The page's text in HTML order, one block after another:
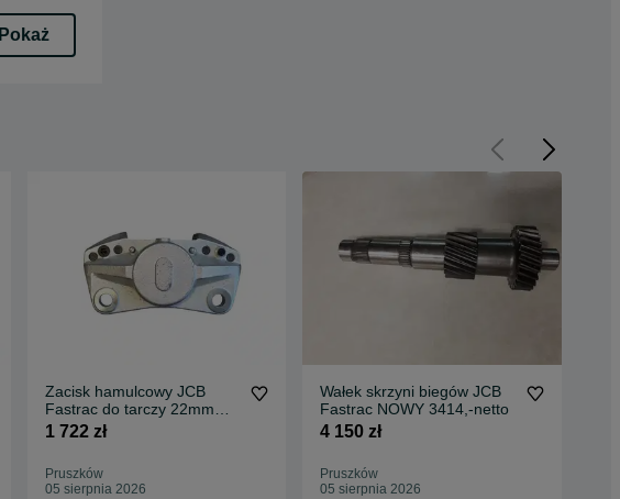
Pokaż
Zacisk hamulcowy JCB
Fastrac do tarczy 22mm
1400,- netto
1 722 zł
Pruszków
05 sierpnia 2026
Wałek skrzyni biegów JCB
Fastrac NOWY 3414,-netto
4 150 zł
Pruszków
05 sierpnia 2026